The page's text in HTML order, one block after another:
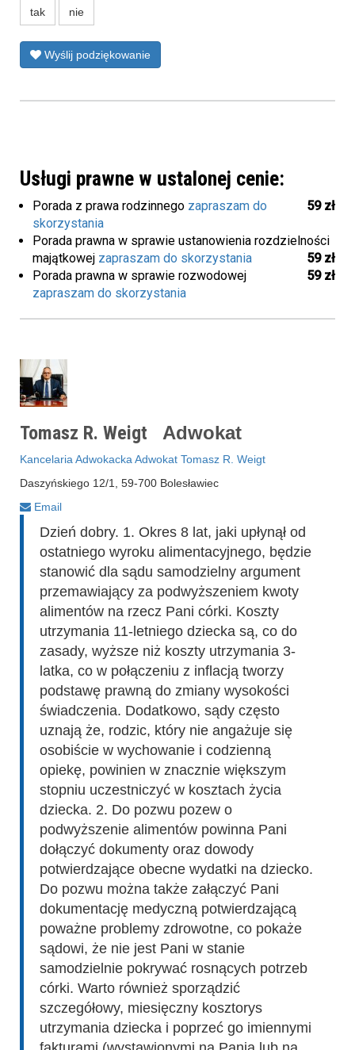
tak nie
Wyślij podziękowanie
Usługi prawne w ustalonej cenie:
Porada z prawa rodzinnego 59 zł
zapraszam do
skorzystania
Porada prawna w sprawie ustanowienia rozdzielności
majątkowej
59 zł
zapraszam do skorzystania
Porada prawna w sprawie rozwodowej
59 zł
zapraszam do skorzystania
Tomasz R. Weigt Adwokat
Kancelaria Adwokacka Adwokat Tomasz R. Weigt
Daszyńskiego 12/1, 59-700 Bolesławiec
Email
Dzień dobry. 1. Okres 8 lat, jaki upłynął od
ostatniego wyroku alimentacyjnego, będzie
stanowić dla sądu samodzielny argument
przemawiający za podwyższeniem kwoty
alimentów na rzecz Pani córki. Koszty
utrzymania 11-letniego dziecka są, co do
zasady, wyższe niż koszty utrzymania 3-
latka, co w połączeniu z inflacją tworzy
podstawę prawną do zmiany wysokości
świadczenia. Dodatkowo, sądy często
uznają że, rodzic, który nie angażuje się
osobiście w wychowanie i codzienną
opiekę, powinien w znacznie większym
stopniu uczestniczyć w kosztach życia
dziecka. 2. Do pozwu pozew o
podwyższenie alimentów powinna Pani
dołączyć dokumenty oraz dowody
potwierdzające obecne wydatki na dziecko.
Do pozwu można także załączyć Pani
dokumentację medyczną potwierdzającą
poważne problemy zdrowotne, co pokaże
sądowi, że nie jest Pani w stanie
samodzielnie pokrywać rosnących potrzeb
córki. Warto również sporządzić
szczegółowy, miesięczny kosztorys
utrzymania dziecka i poprzeć go imiennymi